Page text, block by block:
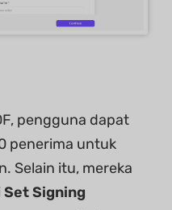
pengguna dapat
penerima untuk
Selain itu, mereka
Set Signing